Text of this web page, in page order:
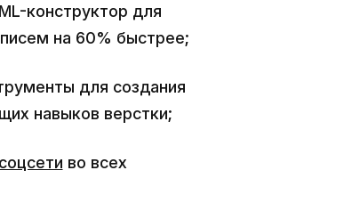
конструктор для
писем на 60% быстрее;
для создания
навыков верстки;
соцсети во всех